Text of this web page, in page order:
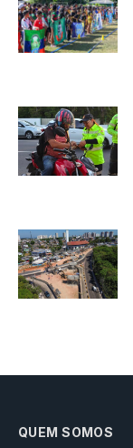
QUEM SOMOS